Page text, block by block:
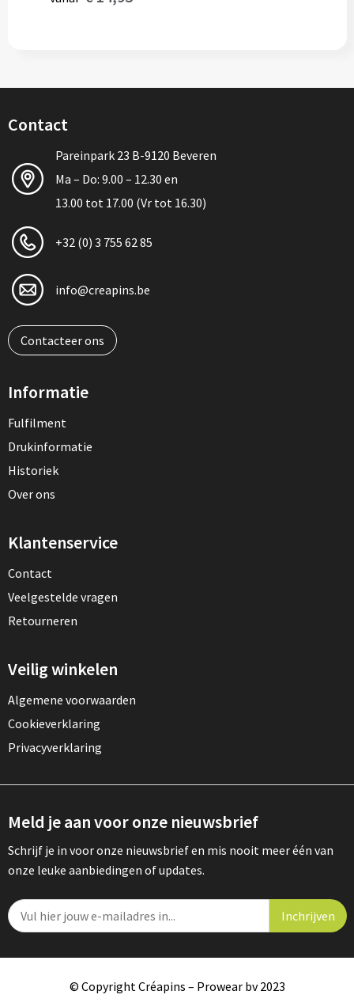
Contact
Pareinpark 23 B-9120 Beveren
Ma – Do: 9.00 – 12.30 en
13.00 tot 17.00 (Vr tot 16.30)
+32 (0) 3 755 62 85
info@creapins.be
Contacteer ons
Informatie
Fulfilment
Drukinformatie
Historiek
Over ons
Klantenservice
Contact
Veelgestelde vragen
Retourneren
Veilig winkelen
Algemene voorwaarden
Cookieverklaring
Privacyverklaring
Meld je aan voor onze nieuwsbrief
Schrijf je in voor onze nieuwsbrief en mis nooit meer één van
onze leuke aanbiedingen of updates.
© Copyright Créapins – Prowear bv 2023